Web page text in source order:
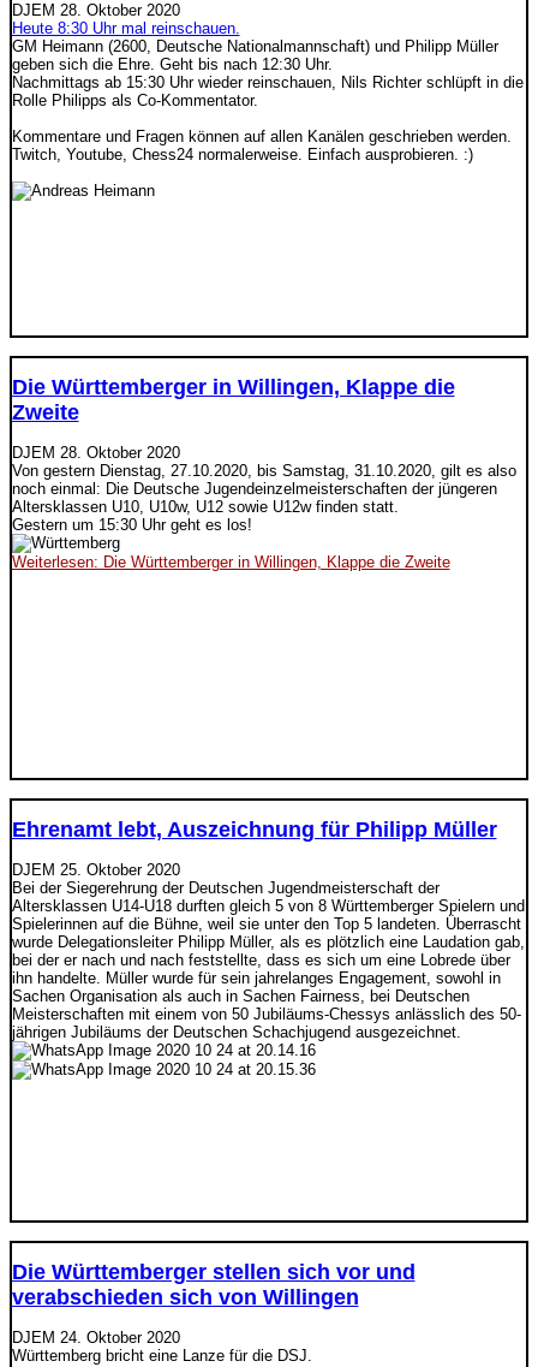
DJEM 28. Oktober 2020
Heute 8:30 Uhr mal reinschauen.
GM Heimann (2600, Deutsche Nationalmannschaft) und Philipp Müller
geben sich die Ehre. Geht bis nach 12:30 Uhr.
Nachmittags ab 15:30 Uhr wieder reinschauen, Nils Richter schlüpft in die
Rolle Philipps als Co-Kommentator.
Kommentare und Fragen können auf allen Kanälen geschrieben werden.
Twitch, Youtube, Chess24 normalerweise. Einfach ausprobieren. :)
Die Württemberger in Willingen, Klappe die
Zweite
DJEM 28. Oktober 2020
Von gestern Dienstag, 27.10.2020, bis Samstag, 31.10.2020, gilt es also
noch einmal: Die Deutsche Jugendeinzelmeisterschaften der jüngeren
Altersklassen U10, U10w, U12 sowie U12w finden statt.
Gestern um 15:30 Uhr geht es los!
Weiterlesen: Die Württemberger in Willingen, Klappe die Zweite
Ehrenamt lebt, Auszeichnung für Philipp Müller
DJEM 25. Oktober 2020
Bei der Siegerehrung der Deutschen Jugendmeisterschaft der
Altersklassen U14-U18 durften gleich 5 von 8 Württemberger Spielern und
Spielerinnen auf die Bühne, weil sie unter den Top 5 landeten. Überrascht
wurde Delegationsleiter Philipp Müller, als es plötzlich eine Laudation gab,
bei der er nach und nach feststellte, dass es sich um eine Lobrede über
ihn handelte. Müller wurde für sein jahrelanges Engagement, sowohl in
Sachen Organisation als auch in Sachen Fairness, bei Deutschen
Meisterschaften mit einem von 50 Jubiläums-Chessys anlässlich des 50-
jährigen Jubiläums der Deutschen Schachjugend ausgezeichnet.
Die Württemberger stellen sich vor und
verabschieden sich von Willingen
DJEM 24. Oktober 2020
Württemberg bricht eine Lanze für die DSJ.